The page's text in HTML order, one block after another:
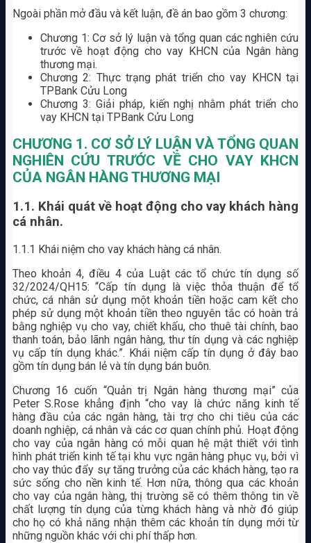
Ngoài phần mở đầu và kết luận, đề án bao gồm 3 chương:
Chương 1: Cơ sở lý luận và tổng quan các nghiên cứu
trước về hoạt động cho vay KHCN của Ngân hàng
thương mại.
Chương 2: Thực trạng phát triển cho vay KHCN tại
TPBank Cửu Long
Chương 3: Giải pháp, kiến nghị nhằm phát triển cho
vay KHCN tại TPBank Cửu Long
CHƯƠNG 1. CƠ SỞ LÝ LUẬN VÀ TỔNG QUAN
NGHIÊN CỨU TRƯỚC VỀ CHO VAY KHCN
CỦA NGÂN HÀNG THƯƠNG MẠI
1.1. Khái quát về hoạt động cho vay khách hàng
cá nhân.
1.1.1 Khái niệm cho vay khách hàng cá nhân.
Theo khoản 4, điều 4 của Luật các tổ chức tín dụng số
32/2024/QH15: “Cấp tín dụng là việc thỏa thuận để tổ
chức, cá nhân sử dụng một khoản tiền hoặc cam kết cho
phép sử dụng một khoản tiền theo nguyên tắc có hoàn trả
bằng nghiệp vụ cho vay, chiết khấu, cho thuê tài chính, bao
thanh toán, bảo lãnh ngân hàng, thư tín dụng và các nghiệp
vụ cấp tín dụng khác.”. Khái niệm cấp tín dụng ở đây bao
gồm tín dụng bán lẻ và tín dụng bán buôn.
Chương 16 cuốn “Quản trị Ngân hàng thương mại” của
Peter S.Rose khẳng định “cho vay là chức năng kinh tế
hàng đầu của các ngân hàng, tài trợ cho chi tiêu của các
doanh nghiệp, cá nhân và các cơ quan chính phủ. Hoạt động
cho vay của ngân hàng có mỗi quan hệ mật thiết với tình
hình phát triển kinh tế tại khu vực ngân hàng phục vụ, bởi vì
cho vay thúc đẩy sự tăng trưởng của các khách hàng, tạo ra
sức sống cho nền kinh tế. Hơn nữa, thông qua các khoản
cho vay của ngân hàng, thị trường sẽ có thêm thông tin về
chất lượng tín dụng của từng khách hàng và nhờ đó giúp
cho họ có khả năng nhận thêm các khoản tín dụng mới từ
những nguồn khác với chi phí thấp hơn.